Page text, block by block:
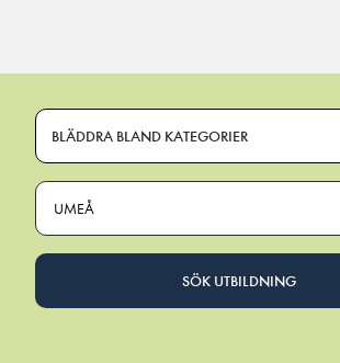
BLÄDDRA BLAND KATEGORIER
UMEÅ
SÖK UTBILDNING